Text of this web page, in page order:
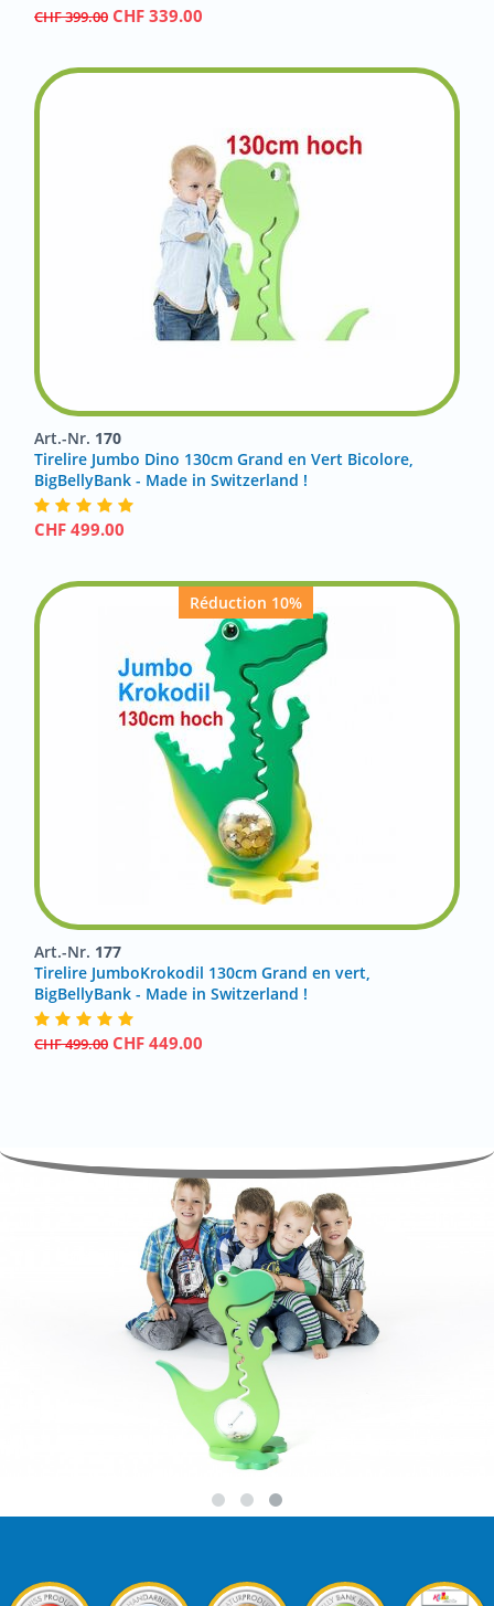
CHF399.00 CHF 339.00
Art.-Nr. 170
Tirelire Jumbo Dino 130cm Grand en Vert Bicolore,
BigBellyBank - Made in Switzerland !
CHF 499.00
Réduction 10%
Art.-Nr. 177
Tirelire JumboKrokodil 130cm Grand en vert,
BigBellyBank - Made in Switzerland !
CHF499.00 CHF 449.00